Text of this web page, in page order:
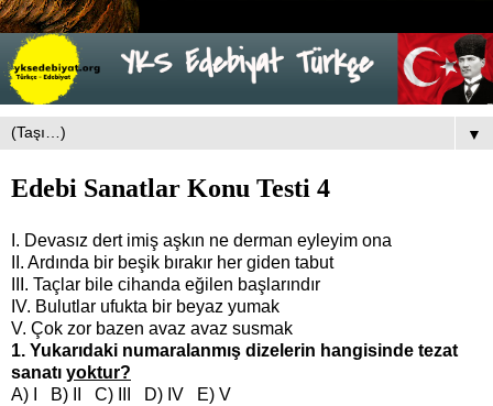
▼
Edebi Sanatlar Konu Testi 4
I. Devasız dert imiş aşkın ne derman eyleyim ona
II. Ardında bir beşik bırakır her giden tabut
III. Taçlar bile cihanda eğilen başlarındır
IV. Bulutlar ufukta bir beyaz yumak
V. Çok zor bazen avaz avaz susmak
1. Yukarıdaki numaralanmış dizelerin hangisinde tezat
sanatı yoktur?
A) I B) II C) III D) IV E) V